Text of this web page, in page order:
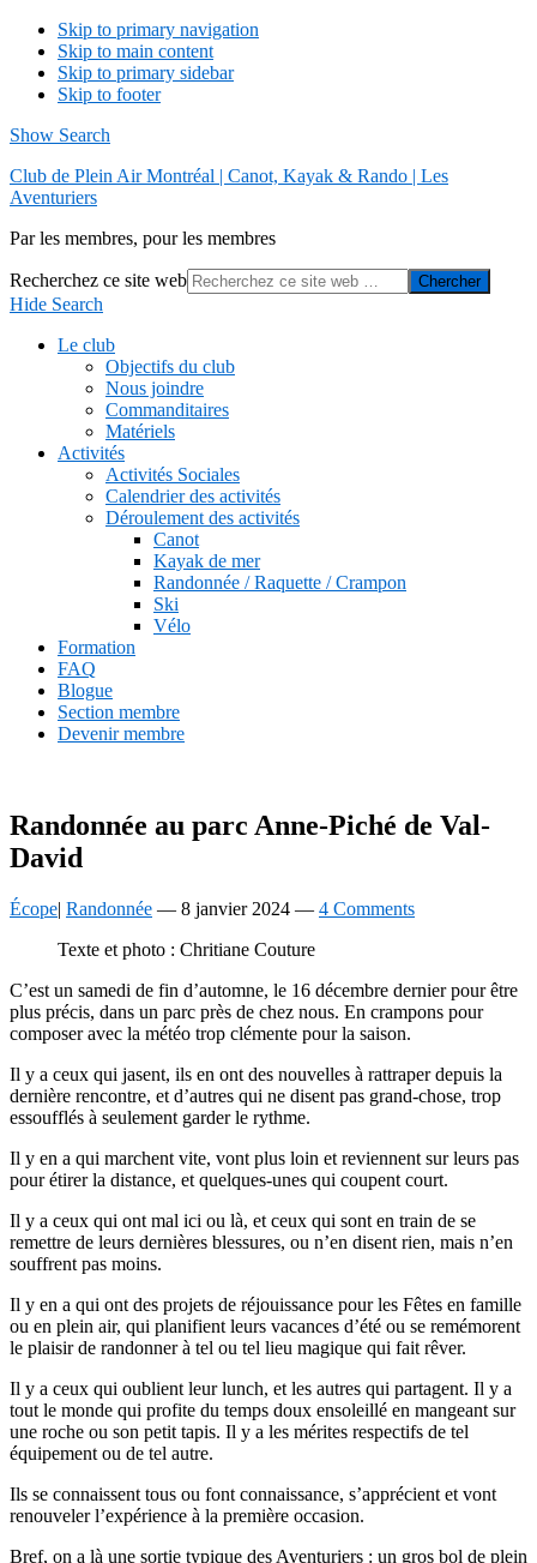
Skip to primary navigation
Skip to main content
Skip to primary sidebar
Skip to footer
Show Search
Club de Plein Air Montréal | Canot, Kayak & Rando | Les
Aventuriers
Par les membres, pour les membres
Recherchez ce site web
Hide Search
Le club
Objectifs du club
Nous joindre
Commanditaires
Matériels
Activités
Activités Sociales
Calendrier des activités
Déroulement des activités
Canot
Kayak de mer
Randonnée / Raquette / Crampon
Ski
Vélo
Formation
FAQ
Blogue
Section membre
Devenir membre
Randonnée au parc Anne-Piché de Val-
David
Écope| Randonnée — 8 janvier 2024 — 4 Comments
Texte et photo : Chritiane Couture
C’est un samedi de fin d’automne, le 16 décembre dernier pour être
plus précis, dans un parc près de chez nous. En crampons pour
composer avec la météo trop clémente pour la saison.
Il y a ceux qui jasent, ils en ont des nouvelles à rattraper depuis la
dernière rencontre, et d’autres qui ne disent pas grand-chose, trop
essoufflés à seulement garder le rythme.
Il y en a qui marchent vite, vont plus loin et reviennent sur leurs pas
pour étirer la distance, et quelques-unes qui coupent court.
Il y a ceux qui ont mal ici ou là, et ceux qui sont en train de se
remettre de leurs dernières blessures, ou n’en disent rien, mais n’en
souffrent pas moins.
Il y en a qui ont des projets de réjouissance pour les Fêtes en famille
ou en plein air, qui planifient leurs vacances d’été ou se remémorent
le plaisir de randonner à tel ou tel lieu magique qui fait rêver.
Il y a ceux qui oublient leur lunch, et les autres qui partagent. Il y a
tout le monde qui profite du temps doux ensoleillé en mangeant sur
une roche ou son petit tapis. Il y a les mérites respectifs de tel
équipement ou de tel autre.
Ils se connaissent tous ou font connaissance, s’apprécient et vont
renouveler l’expérience à la première occasion.
Bref, on a là une sortie typique des Aventuriers : un gros bol de plein